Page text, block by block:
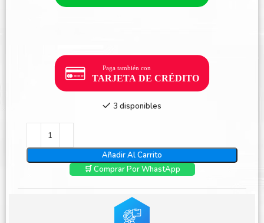
3 disponibles
Añadir Al Carrito
🛒 Comprar Por WhastApp